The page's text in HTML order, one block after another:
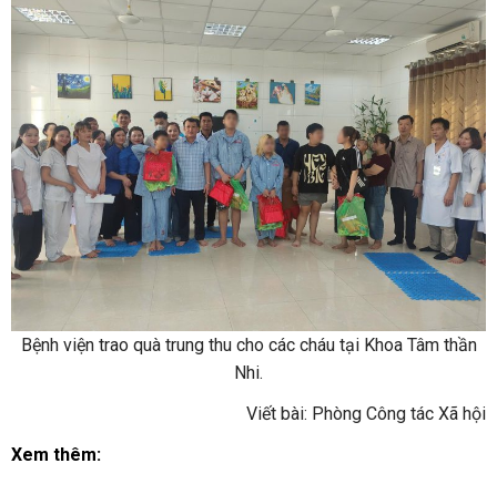
Bệnh viện trao quà trung thu cho các cháu tại Khoa Tâm thần
Nhi.
Viết bài: Phòng Công tác Xã hội
Xem thêm: